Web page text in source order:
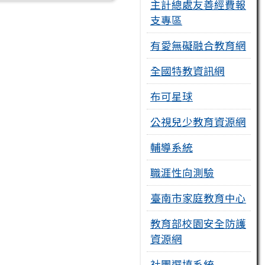
主計總處友善經費報
支專區
有愛無礙融合教育網
全國特教資訊網
布可星球
公視兒少教育資源網
輔導系統
職涯性向測驗
臺南市家庭教育中心
教育部校園安全防護
資源網